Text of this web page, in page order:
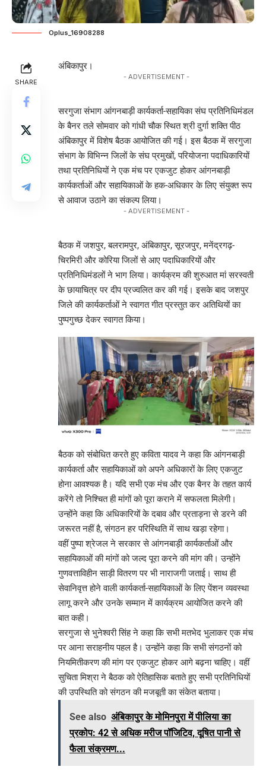
Oplus_16908288
SHARE
अंबिकापुर।
- ADVERTISEMENT -
सरगुजा संभाग आंगनबाड़ी कार्यकर्ता-सहायिका संघ प्रतिनिधिमंडल
के बैनर तले सोमवार को गांधी चौक स्थित श्री दुर्गा शक्ति पीठ
अंबिकापुर में विशेष बैठक आयोजित की गई। इस बैठक में सरगुजा
संभाग के विभिन्न जिलों के संघ प्रमुखों, परियोजना पदाधिकारियों
तथा प्रतिनिधियों ने एक मंच पर एकजुट होकर आंगनबाड़ी
कार्यकर्ताओं और सहायिकाओं के हक-अधिकार के लिए संयुक्त रूप
से आवाज उठाने का संकल्प लिया।
- ADVERTISEMENT -
बैठक में जशपुर, बलरामपुर, अंबिकापुर, सूरजपुर, मनेंद्रगढ़-
चिरमिरी और कोरिया जिलों से आए पदाधिकारियों और
प्रतिनिधिमंडलों ने भाग लिया। कार्यक्रम की शुरुआत मां सरस्वती
के छायाचित्र पर दीप प्रज्वलित कर की गई। इसके बाद जशपुर
जिले की कार्यकर्ताओं ने स्वागत गीत प्रस्तुत कर अतिथियों का
पुष्पगुच्छ देकर स्वागत किया।
बैठक को संबोधित करते हुए कविता यादव ने कहा कि आंगनबाड़ी
कार्यकर्ता और सहायिकाओं को अपने अधिकारों के लिए एकजुट
होना आवश्यक है। यदि सभी एक मंच और एक बैनर के तहत कार्य
करेंगे तो निश्चित ही मांगों को पूरा कराने में सफलता मिलेगी।
उन्होंने कहा कि अधिकारियों के दबाव और प्रताड़ना से डरने की
जरूरत नहीं है, संगठन हर परिस्थिति में साथ खड़ा रहेगा।
वहीं पुष्पा श्रेजल ने सरकार से आंगनबाड़ी कार्यकर्ताओं और
सहायिकाओं की मांगों को जल्द पूरा करने की मांग की। उन्होंने
गुणवत्ताविहीन साड़ी वितरण पर भी नाराजगी जताई। साथ ही
सेवानिवृत्त होने वाली कार्यकर्ता-सहायिकाओं के लिए पेंशन व्यवस्था
लागू करने और उनके सम्मान में कार्यक्रम आयोजित करने की
बात कही।
सरगुजा से भुनेश्वरी सिंह ने कहा कि सभी मतभेद भुलाकर एक मंच
पर आना सराहनीय पहल है। उन्होंने कहा कि सभी संगठनों को
नियमितीकरण की मांग पर एकजुट होकर आगे बढ़ना चाहिए। वहीं
सुचिता मिश्रा ने बैठक को ऐतिहासिक बताते हुए सभी प्रतिनिधियों
की उपस्थिति को संगठन की मजबूती का संकेत बताया।
See also अंबिकापुर के मोमिनपुरा में पीलिया का
प्रकोप: 42 से अधिक मरीज पॉजिटिव, दूषित पानी से
फैला संक्रमण...